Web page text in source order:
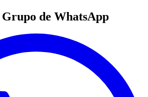
Grupo de WhatsApp